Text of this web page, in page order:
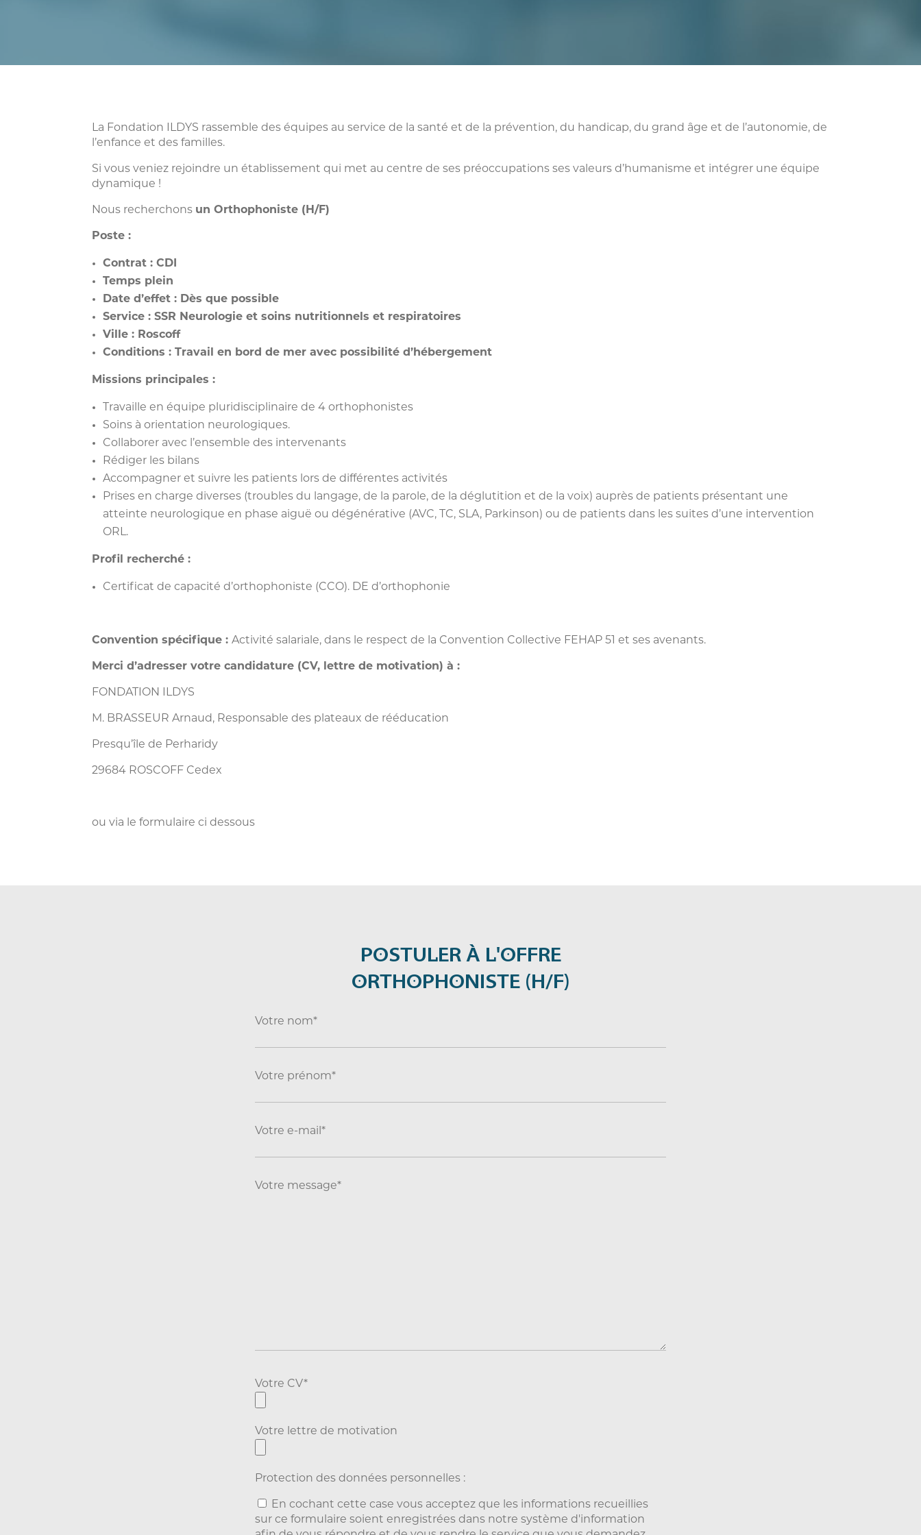
La Fondation ILDYS rassemble des équipes au service de la santé et de la prévention, du handicap, du grand âge et de l’autonomie, de
l’enfance et des familles.
Si vous veniez rejoindre un établissement qui met au centre de ses préoccupations ses valeurs d’humanisme et intégrer une équipe
dynamique !
Nous recherchons un Orthophoniste (H/F)
Poste :
Contrat : CDI
Temps plein
Date d’effet : Dès que possible
Service : SSR Neurologie et soins nutritionnels et respiratoires
Ville : Roscoff
Conditions : Travail en bord de mer avec possibilité d’hébergement
Missions principales :
Travaille en équipe pluridisciplinaire de 4 orthophonistes
Soins à orientation neurologiques.
Collaborer avec l’ensemble des intervenants
Rédiger les bilans
Accompagner et suivre les patients lors de différentes activités
Prises en charge diverses (troubles du langage, de la parole, de la déglutition et de la voix) auprès de patients présentant une
atteinte neurologique en phase aiguë ou dégénérative (AVC, TC, SLA, Parkinson) ou de patients dans les suites d’une intervention
ORL.
Profil recherché :
Certificat de capacité d’orthophoniste (CCO). DE d’orthophonie
Convention spécifique :Activité salariale, dans le respect de la Convention Collective FEHAP 51 et ses avenants.
Merci d’adresser votre candidature (CV, lettre de motivation) à :
FONDATION ILDYS
M. BRASSEUR Arnaud, Responsable des plateaux de rééducation
Presqu’île de Perharidy
29684 ROSCOFF Cedex
ou via le formulaire ci dessous
POSTULER À L'OFFRE
ORTHOPHONISTE (H/F)
Votre nom*
Votre prénom*
Votre e-mail*
Votre message*
Votre CV*
Votre lettre de motivation
Protection des données personnelles :
En cochant cette case vous acceptez que les informations recueillies
sur ce formulaire soient enregistrées dans notre système d'information